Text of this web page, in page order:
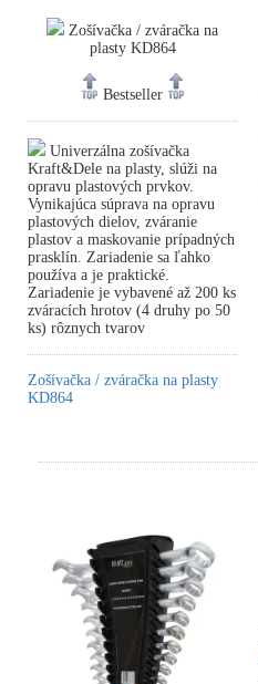
Zošívačka / zváračka na
plasty KD864
Bestseller
Univerzálna zošívačka
Kraft&Dele na plasty, slúži na
opravu plastových prvkov.
Vynikajúca súprava na opravu
plastových dielov, zváranie
plastov a maskovanie prípadných
prasklín. Zariadenie sa ľahko
používa a je praktické.
Zariadenie je vybavené až 200 ks
zváracích hrotov (4 druhy po 50
ks) rôznych tvarov
Zošívačka / zváračka na plasty
KD864